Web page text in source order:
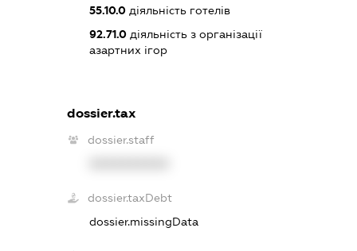
55.10.0 діяльність готелів
92.71.0 діяльність з організації
азартних ігор
dossier.tax
dossier.staff
dossier.taxDebt
dossier.missingData